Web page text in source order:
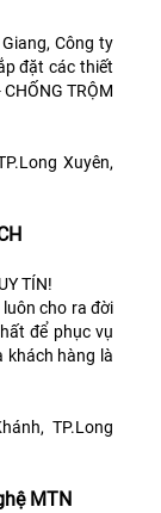
Công ty
đặt các thiết
TRỘM
Xuyên,
TÍN!
cho ra đời
để phục vụ
khách hàng là
TP.Long
MTN